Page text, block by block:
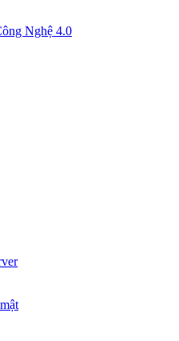
Nghệ 4.0